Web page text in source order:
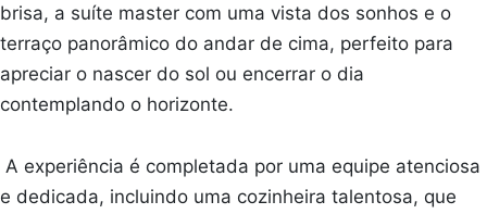
brisa, a suíte master com uma vista dos sonhos e o
terraço panorâmico do andar de cima, perfeito para
apreciar o nascer do sol ou encerrar o dia
contemplando o horizonte.
A experiência é completada por uma equipe atenciosa
e dedicada, incluindo uma cozinheira talentosa, que